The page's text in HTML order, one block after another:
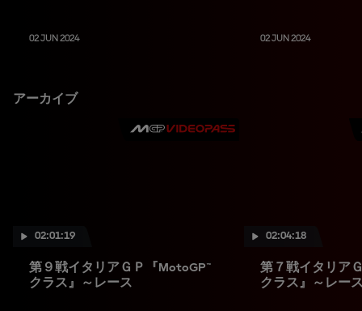
02 JUN 2024 02 JUN 2024
アーカイブ
02:01:19
第９戦イタリアＧＰ『MotoGP™
クラス』～レース
02:04:18
第７戦イタリア
クラス』～レー